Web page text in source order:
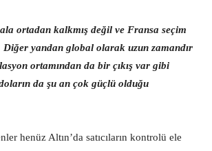
ortadan kalkmış değil ve Fransa seçim
yandan global olarak uzun zamandır
ortamından da bir çıkış var gibi
da şu an çok güçlü olduğu
henüz Altın’da satıcıların kontrolü ele